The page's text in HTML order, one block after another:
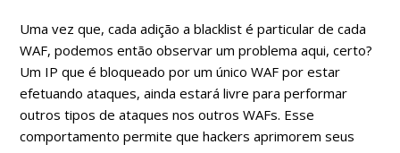
Uma vez que, cada adição a blacklist é particular de cada
WAF, podemos então observar um problema aqui, certo?
Um IP que é bloqueado por um único WAF por estar
efetuando ataques, ainda estará livre para performar
outros tipos de ataques nos outros WAFs. Esse
comportamento permite que hackers aprimorem seus